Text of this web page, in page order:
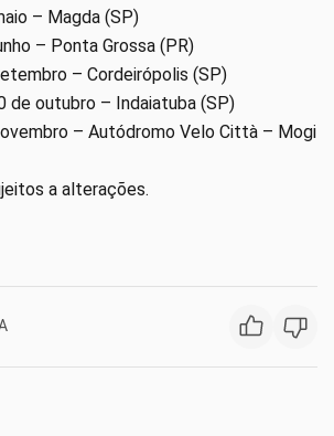
– Magda (SP)
– Ponta Grossa (PR)
– Cordeirópolis (SP)
de outubro – Indaiatuba (SP)
– Autódromo Velo Città – Mogi
a alterações.